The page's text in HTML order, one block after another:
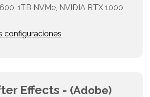
1TB NVMe, NVIDIA RTX 1000
configuraciones
Effects - (Adobe)